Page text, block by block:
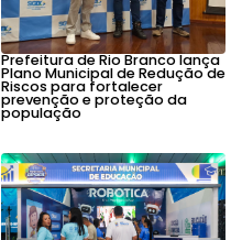
Prefeitura de Rio Branco lança
Plano Municipal de Redução de
Riscos para fortalecer
prevenção e proteção da
população